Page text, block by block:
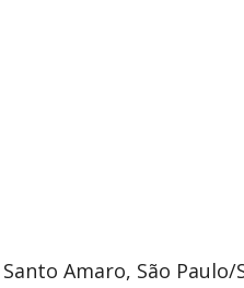
Amaro, São Paulo/